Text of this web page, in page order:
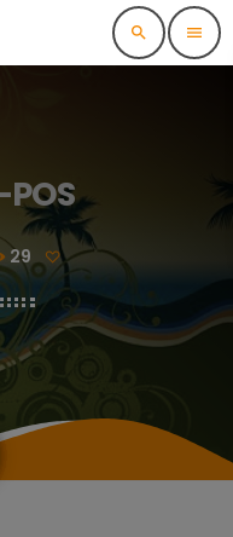
search menu
29